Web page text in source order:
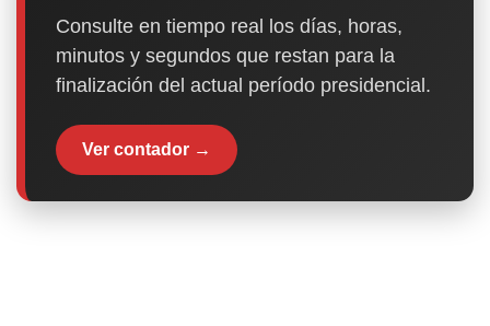
Consulte en tiempo real los días, horas,
minutos y segundos que restan para la
finalización del actual período presidencial.
Ver contador →